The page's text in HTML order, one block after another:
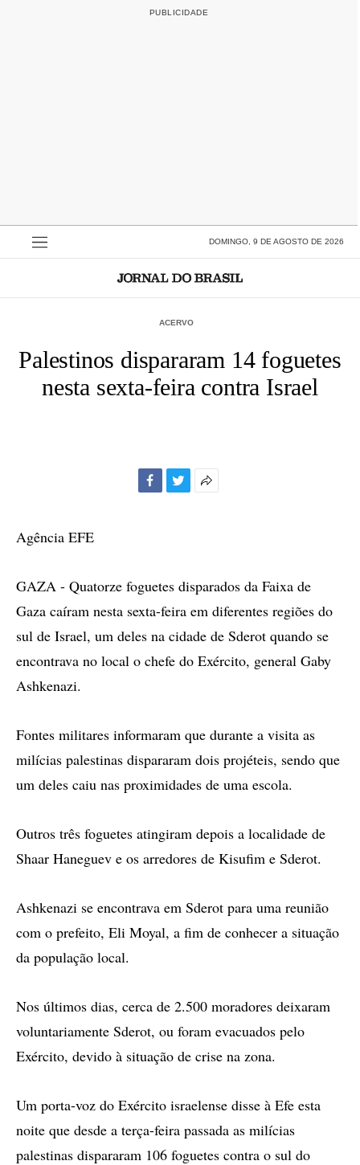
DOMINGO, 9 DE AGOSTO DE 2026
ACERVO
Palestinos dispararam 14 foguetes
nesta sexta-feira contra Israel
Agência EFE
GAZA - Quatorze foguetes disparados da Faixa de
Gaza caíram nesta sexta-feira em diferentes regiões do
sul de Israel, um deles na cidade de Sderot quando se
encontrava no local o chefe do Exército, general Gaby
Ashkenazi.
Fontes militares informaram que durante a visita as
milícias palestinas dispararam dois projéteis, sendo que
um deles caiu nas proximidades de uma escola.
Outros três foguetes atingiram depois a localidade de
Shaar Haneguev e os arredores de Kisufim e Sderot.
Ashkenazi se encontrava em Sderot para uma reunião
com o prefeito, Eli Moyal, a fim de conhecer a situação
da população local.
Nos últimos dias, cerca de 2.500 moradores deixaram
voluntariamente Sderot, ou foram evacuados pelo
Exército, devido à situação de crise na zona.
Um porta-voz do Exército israelense disse à Efe esta
noite que desde a terça-feira passada as milícias
palestinas dispararam 106 foguetes contra o sul do